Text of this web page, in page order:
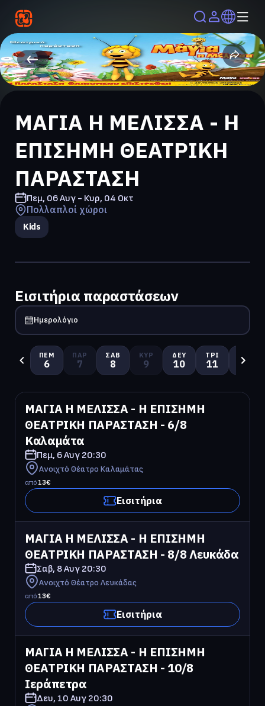
ΜΑΓΙΑ Η ΜΕΛΙΣΣΑ - Η
ΕΠΙΣΗΜΗ ΘΕΑΤΡΙΚΗ
ΠΑΡΑΣΤΑΣΗ
Πεμ, 06 Αυγ - Κυρ, 04 Οκτ
Πολλαπλοί χώροι
Kids
Εισιτήρια παραστάσεων
Ημερολόγιο
ΠΈΜ
6
ΠΑΡ
7
ΣΆΒ
8
ΚΥΡ
9
ΔΕΥ
10
ΤΡΊ
11
ΤΕΤ
12
ΜΑΓΙΑ Η ΜΕΛΙΣΣΑ - Η ΕΠΙΣΗΜΗ
ΘΕΑΤΡΙΚΗ ΠΑΡΑΣΤΑΣΗ - 6/8
Καλαμάτα
Πεμ, 6 Αυγ 20:30
Ανοιχτό Θέατρο Καλαμάτας
από13€
Εισιτήρια
ΜΑΓΙΑ Η ΜΕΛΙΣΣΑ - Η ΕΠΙΣΗΜΗ
ΘΕΑΤΡΙΚΗ ΠΑΡΑΣΤΑΣΗ - 8/8 Λευκάδα
Σαβ, 8 Αυγ 20:30
Ανοιχτό Θέατρο Λευκάδας
από13€
Εισιτήρια
ΜΑΓΙΑ Η ΜΕΛΙΣΣΑ - Η ΕΠΙΣΗΜΗ
ΘΕΑΤΡΙΚΗ ΠΑΡΑΣΤΑΣΗ - 10/8
Ιεράπετρα
Δευ, 10 Αυγ 20:30